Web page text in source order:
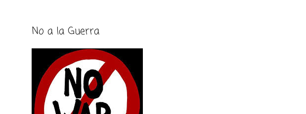
No a la Guerra